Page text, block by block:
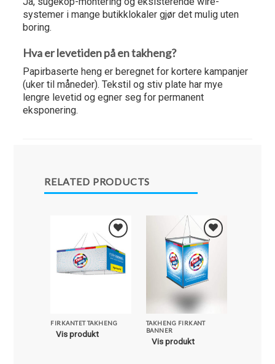
systemer i mange butikklokaler gjør det mulig uten
boring.
Hva er levetiden på en takheng?
Papirbaserte heng er beregnet for kortere kampanjer
(uker til måneder). Tekstil og stiv plate har mye
lengre levetid og egner seg for permanent
eksponering.
RELATED PRODUCTS
Legg i
Favoritter
FIRKANTET TAKHENG
Vis produkt
Legg i
Favoritter
TAKHENG FIRKANT
BANNER
Vis produkt